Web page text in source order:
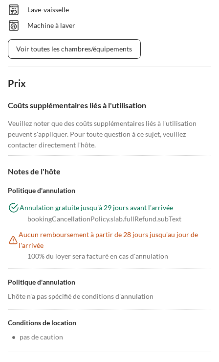
Lave-vaisselle
Machine à laver
Voir toutes les chambres/équipements
Prix
Coûts supplémentaires liés à l'utilisation
Veuillez noter que des coûts supplémentaires liés à l'utilisation
peuvent s'appliquer. Pour toute question à ce sujet, veuillez
contacter directement l'hôte.
Notes de l'hôte
Politique d'annulation
Annulation gratuite jusqu'à 29 jours avant l'arrivée
bookingCancellationPolicy.slab.fullRefund.subText
Aucun remboursement à partir de 28 jours jusqu'au jour de
l'arrivée
100% du loyer sera facturé en cas d'annulation
Politique d'annulation
L'hôte n'a pas spécifié de conditions d'annulation
Conditions de location
• pas de caution